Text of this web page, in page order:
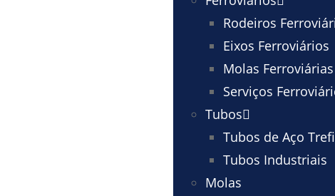
Rodeiros
Eixos Ferroviários
Molas Ferroviárias
Serviços
Tubos
Tubos de Aço
Tubos Industriais
Molas